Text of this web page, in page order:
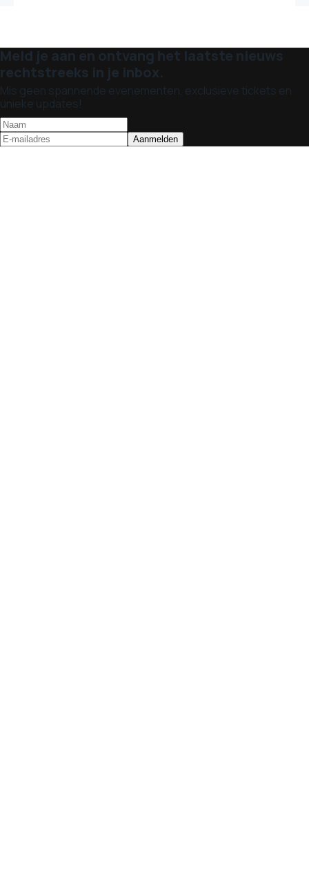
Meld je aan en ontvang het laatste nieuws
rechtstreeks in je inbox.
Mis geen spannende evenementen, exclusieve tickets en
unieke updates!